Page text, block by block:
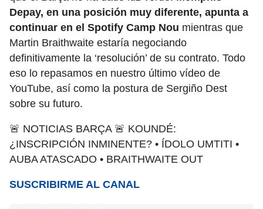
Depay, en una posición muy diferente, apunta a
continuar en el Spotify Camp Nou mientras que
Martin Braithwaite estaría negociando
definitivamente la ‘resolución’ de su contrato. Todo
eso lo repasamos en nuestro último vídeo de
YouTube, así como la postura de Sergiño Dest
sobre su futuro.
🚨 NOTICIAS BARÇA 🚨 KOUNDÉ:
¿INSCRIPCIÓN INMINENTE? • ÍDOLO UMTITI •
AUBA ATASCADO • BRAITHWAITE OUT
SUSCRIBIRME AL CANAL